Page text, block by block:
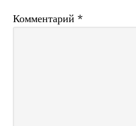
Комментарий*